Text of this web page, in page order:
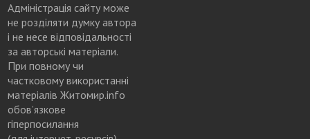
Адміністрація сайту може
не розділяти думку автора
і не несе відповідальності
за авторські матеріали.
При повному чи
частковому використанні
матеріалів Житомир.info
обов’язкове
гіперпосилання